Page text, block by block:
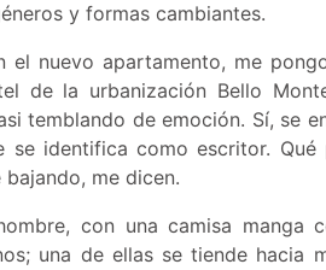
y formas cambiantes.
el nuevo apartamento, me
de la urbanización Bello
temblando de emoción. Sí, se
se identifica como escritor.
bajando, me dicen.
con una camisa
una de ellas se tiende hacia